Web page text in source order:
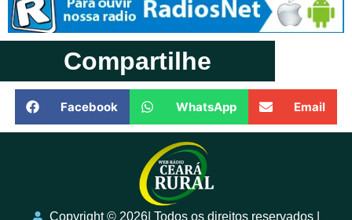
Compartilhe
Facebook WhatsApp Email
Copyright ©️ 2026| Todos os direitos reservados |